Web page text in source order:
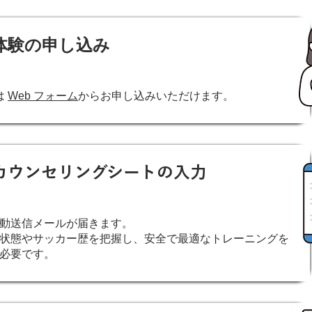
験の申し込み
Web フォームからお申し込みいただけます。
ウンセリングシートの入力
送信メールが届きます。
態やサッカー歴を把握し、安全で最適なトレーニングを
要です。